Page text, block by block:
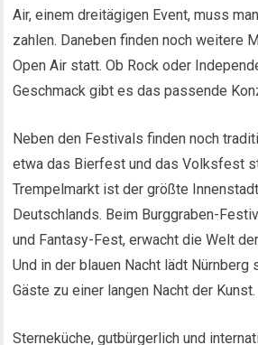
Air, einem dreitägigen Event, muss
zahlen. Daneben finden noch weitere
Open Air statt. Ob Rock oder
Geschmack gibt es das passende
Neben den Festivals finden noch
etwa das Bierfest und das Volksfest
Trempelmarkt ist der größte
Deutschlands. Beim Burggraben-
und Fantasy-Fest, erwacht die Welt
Und in der blauen Nacht lädt Nürnberg
Gäste zu einer langen Nacht der Kunst.
Sterneküche, gutbürgerlich und